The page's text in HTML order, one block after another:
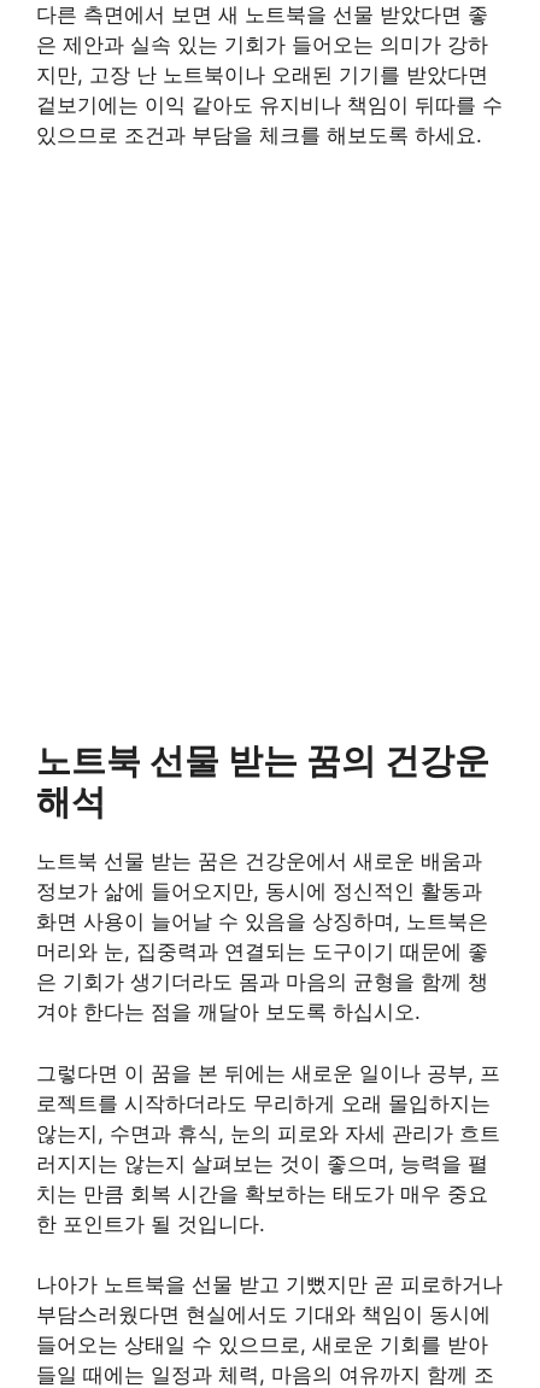
다른 측면에서 보면 새 노트북을 선물 받았다면 좋
은 제안과 실속 있는 기회가 들어오는 의미가 강하
지만, 고장 난 노트북이나 오래된 기기를 받았다면
겉보기에는 이익 같아도 유지비나 책임이 뒤따를 수
있으므로 조건과 부담을 체크를 해보도록 하세요.
노트북 선물 받는 꿈의 건강운
해석
노트북 선물 받는 꿈은 건강운에서 새로운 배움과
정보가 삶에 들어오지만, 동시에 정신적인 활동과
화면 사용이 늘어날 수 있음을 상징하며, 노트북은
머리와 눈, 집중력과 연결되는 도구이기 때문에 좋
은 기회가 생기더라도 몸과 마음의 균형을 함께 챙
겨야 한다는 점을 깨달아 보도록 하십시오.
그렇다면 이 꿈을 본 뒤에는 새로운 일이나 공부, 프
로젝트를 시작하더라도 무리하게 오래 몰입하지는
않는지, 수면과 휴식, 눈의 피로와 자세 관리가 흐트
러지지는 않는지 살펴보는 것이 좋으며, 능력을 펼
치는 만큼 회복 시간을 확보하는 태도가 매우 중요
한 포인트가 될 것입니다.
나아가 노트북을 선물 받고 기뻤지만 곧 피로하거나
부담스러웠다면 현실에서도 기대와 책임이 동시에
들어오는 상태일 수 있으므로, 새로운 기회를 받아
들일 때에는 일정과 체력, 마음의 여유까지 함께 조